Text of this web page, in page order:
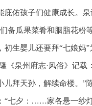
庇佑孩子们健康成长。
备瓜果菜肴和胭脂花粉
初生婴儿还要拜“七娘妈”
《泉州府志·风俗》记载
儿拜天孙，解续命楼。”
“七夕：……家各悬一纱